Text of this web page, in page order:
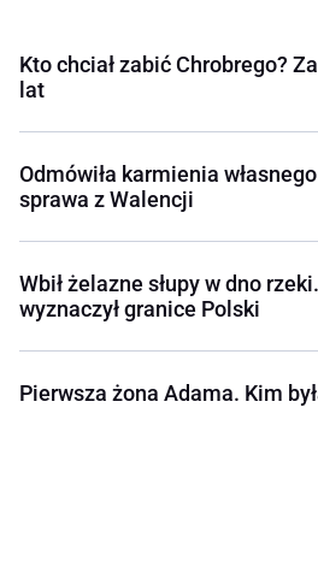
Kto chciał zabić Chrobrego?
lat
Odmówiła karmienia
sprawa z Walencji
Wbił żelazne słupy w dno
wyznaczył granice Polski
Pierwsza żona Adama. Kim